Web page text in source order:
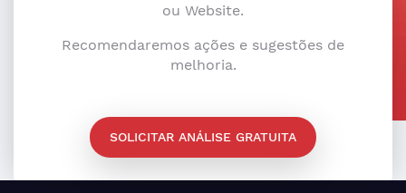
ou Website.
Recomendaremos ações e sugestões de
melhoria.
SOLICITAR ANÁLISE GRATUITA